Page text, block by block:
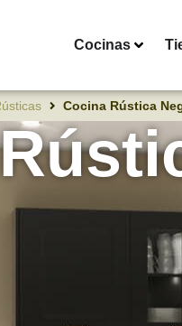
Cocinas
Cocina Rústica